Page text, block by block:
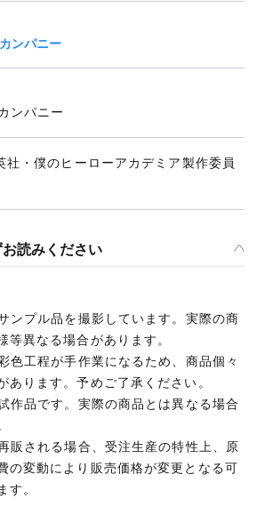
ンパニー
ンパニー
社・僕のヒーローアカデミア製作委員
読みください
ンプル品を撮影しています。実際の商
等異なる場合があります。
色工程が手作業になるため、商品個々
あります。予めご了承ください。
作品です。実際の商品とは異なる場合
販される場合、受注生産の特性上、原
の変動により販売価格が変更となる可
す。